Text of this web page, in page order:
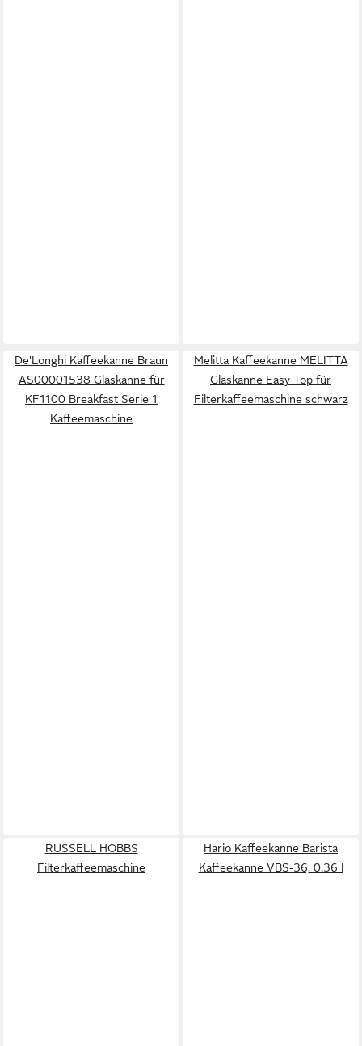
De'Longhi Kaffeekanne Braun
AS00001538 Glaskanne für
KF1100 Breakfast Serie 1
Kaffeemaschine
Melitta Kaffeekanne MELITTA
Glaskanne Easy Top für
Filterkaffeemaschine schwarz
RUSSELL HOBBS
Filterkaffeemaschine
Hario Kaffeekanne Barista
Kaffeekanne VBS-36, 0.36 l